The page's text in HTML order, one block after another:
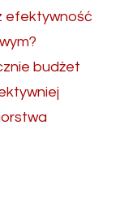
efektywność
budżet